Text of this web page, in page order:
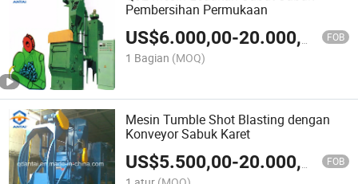
Pembersihan Permukaan
US$6.000,00-20.000,00 FOB
1 Bagian (MOQ)
Mesin Tumble Shot Blasting dengan
Konveyor Sabuk Karet
US$5.500,00-20.000,00 FOB